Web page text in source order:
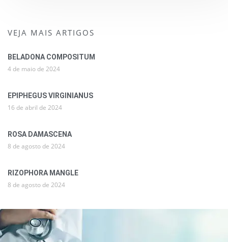
VEJA MAIS ARTIGOS
BELADONA COMPOSITUM
4 de maio de 2024
EPIPHEGUS VIRGINIANUS
16 de abril de 2024
ROSA DAMASCENA
8 de agosto de 2024
RIZOPHORA MANGLE
8 de agosto de 2024